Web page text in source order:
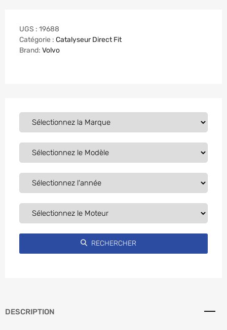
UGS : 19688
Catégorie : Catalyseur Direct Fit
Brand: Volvo
DESCRIPTION